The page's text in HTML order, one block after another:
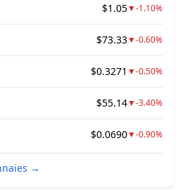
$1.05▼-1.10%
$73.33▼-0.60%
$0.3271 ▼-0.50%
$55.14▼-3.40%
$0.0690▼-0.90%
→